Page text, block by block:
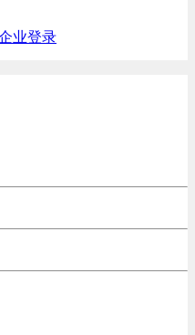
业登录